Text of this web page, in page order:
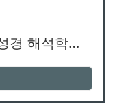
Nepal ECC 2026-1: 성경 해석학 Biblical Hermeneutics (Prof. Jason Song)